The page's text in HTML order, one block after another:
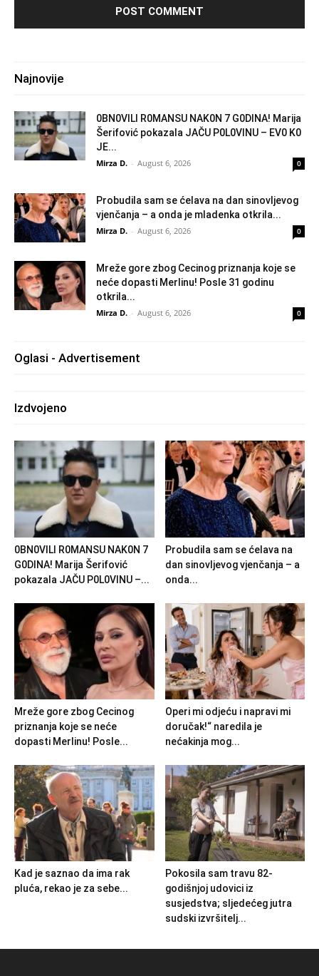
Najnovije
0BN0VlLl R0MANSU NAK0N 7 G0DlNA! Marija
Šerifović pokazala JAČU P0L0VINU – EV0 K0
JE...
Mirza D. - August 6, 2026 0
Probudila sam se ćelava na dan sinovljevog
vjenčanja – a onda je mladenka otkrila...
Mirza D. - August 6, 2026 0
Mreže gore zbog Cecinog priznanja koje se
neće dopasti Merlinu! Posle 31 godinu
otkrila...
Mirza D. - August 6, 2026 0
Oglasi - Advertisement
Izdvojeno
0BN0VlLl R0MANSU NAK0N 7
G0DlNA! Marija Šerifović
pokazala JAČU P0L0VINU –...
Probudila sam se ćelava na
dan sinovljevog vjenčanja – a
onda...
Mreže gore zbog Cecinog
priznanja koje se neće
dopasti Merlinu! Posle...
Operi mi odjeću i napravi mi
doručak!“ naredila je
nećakinja mog...
Kad je saznao da ima rak
pluća, rekao je za sebe...
Pokosila sam travu 82-
godišnjoj udovici iz
susjedstva; sljedećeg jutra
sudski izvršitelj...